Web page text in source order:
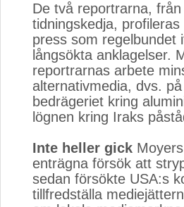
De två reportrarna,
tidningskedja,
press som regelbundet
långsökta anklagelser.
reportrarnas arbete
alternativmedia, dvs.
bedrägeriet kring
lögnen kring Iraks
Inte heller gick
enträgna försök att
sedan försökte USA:s
tillfredställa